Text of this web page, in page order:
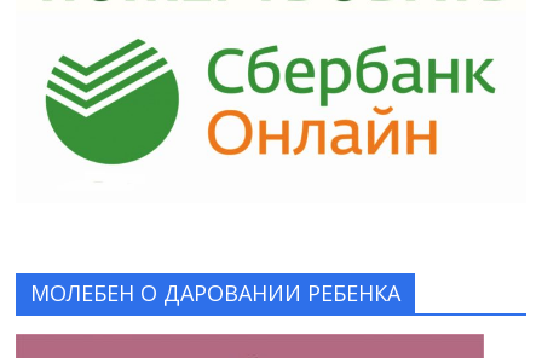
МОЛЕБЕН О ДАРОВАНИИ РЕБЕНКА